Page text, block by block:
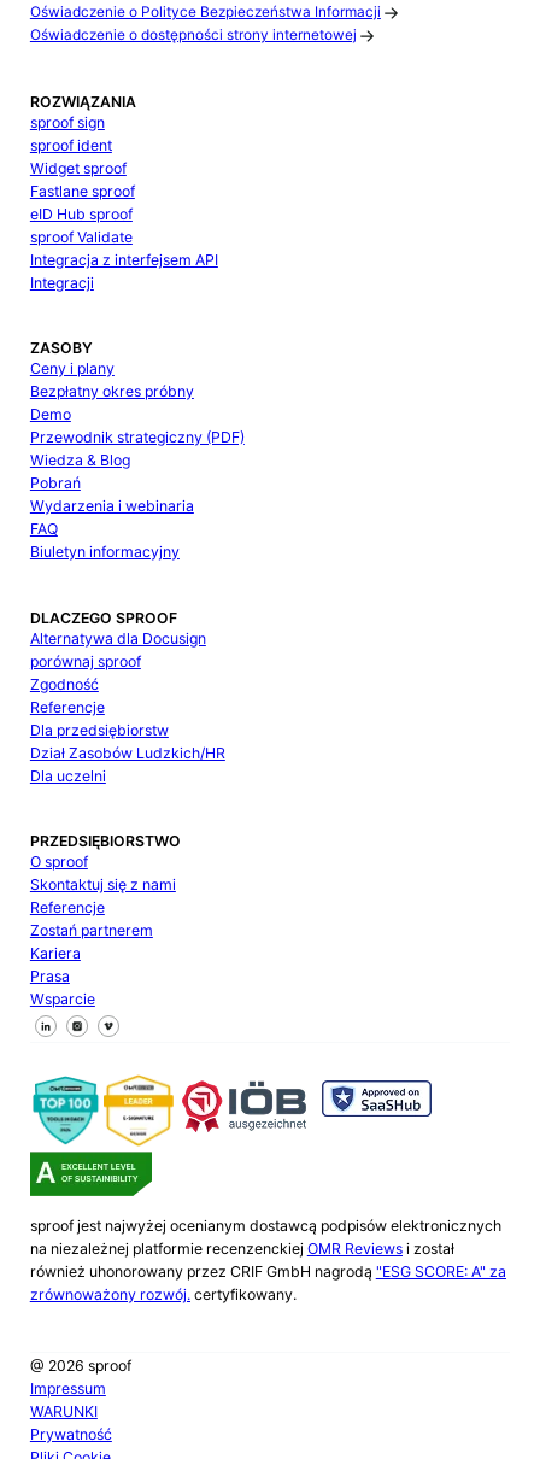
Oświadczenie o Polityce Bezpieczeństwa Informacji
Oświadczenie o dostępności strony internetowej
ROZWIĄZANIA
sproof sign
sproof ident
Widget sproof
Fastlane sproof
eID Hub sproof
sproof Validate
Integracja z interfejsem API
Integracji
ZASOBY
Ceny i plany
Bezpłatny okres próbny
Demo
Przewodnik strategiczny (PDF)
Wiedza & Blog
Pobrań
Wydarzenia i webinaria
FAQ
Biuletyn informacyjny
DLACZEGO SPROOF
Alternatywa dla Docusign
porównaj sproof
Zgodność
Referencje
Dla przedsiębiorstw
Dział Zasobów Ludzkich/HR
Dla uczelni
PRZEDSIĘBIORSTWO
O sproof
Skontaktuj się z nami
Referencje
Zostań partnerem
Kariera
Prasa
Wsparcie
Śledź nas na Facebooku
Śledź nas na X
Śledź nas na LinkedIn
sproof jest najwyżej ocenianym dostawcą podpisów elektronicznych
na niezależnej platformie recenzenckiej OMR Reviewsi został
również uhonorowany przez CRIF GmbH nagrodą "ESG SCORE: A" za
zrównoważony rozwój.certyfikowany.
@ 2026 sproof
Impressum
WARUNKI
Prywatność